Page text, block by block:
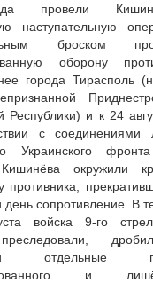
провели
наступательную
броском
оборону
города Тирасполь
Республики) и к 24
с соединениями
Украинского
окружили
противника,
сопротивление. В
войска 9-го
отдельные
и